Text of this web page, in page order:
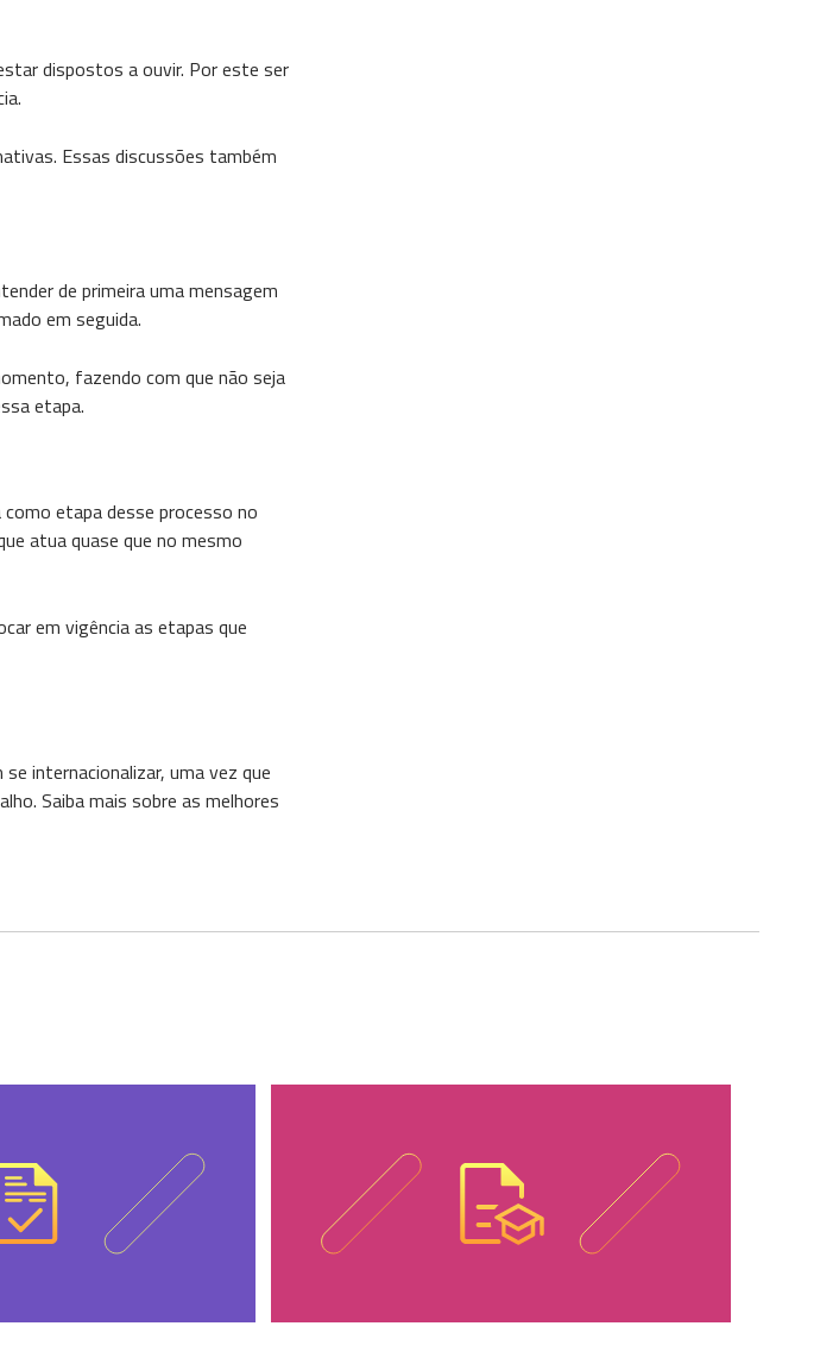
dispostos a ouvir. Por este ser
Essas discussões também
de primeira uma mensagem
em seguida.
fazendo com que não seja
etapa.
etapa desse processo no
atua quase que no mesmo
em vigência as etapas que
internacionalizar, uma vez que
Saiba mais sobre as melhores